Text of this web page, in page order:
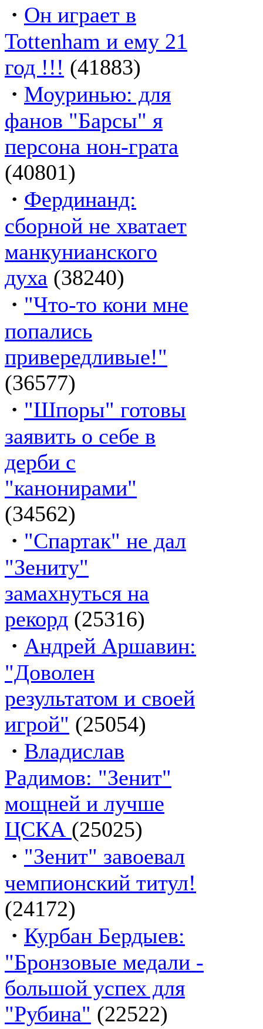
· Он играет в
Tottenham и ему 21
год !!! (41883)
· Моуринью: для
фанов "Барсы" я
персона нон-грата
(40801)
· Фердинанд:
сборной не хватает
манкунианского
духа (38240)
· "Что-то кони мне
попались
привередливые!"
(36577)
· "Шпоры" готовы
заявить о себе в
дерби с
"канонирами"
(34562)
· "Спартак" не дал
"Зениту"
замахнуться на
рекорд (25316)
· Андрей Аршавин:
"Доволен
результатом и своей
игрой" (25054)
· Владислав
Радимов: "Зенит"
мощней и лучше
ЦСКА (25025)
· "Зенит" завоевал
чемпионский титул!
(24172)
· Курбан Бердыев:
"Бронзовые медали -
большой успех для
"Рубина" (22522)